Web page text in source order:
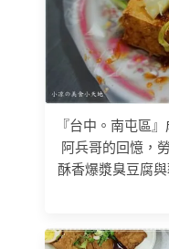
『台中。南屯區
阿兵哥的回憶，
酥香爆漿臭豆腐